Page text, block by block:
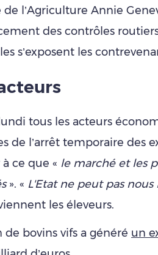
l’Agriculture Annie
des contrôles
s’exposent les
tous les acteurs
de l’arrêt temporaire des
ce que « le marché et les
». « L'Etat ne peut pas nous
les éleveurs.
de bovins vifs a généré un